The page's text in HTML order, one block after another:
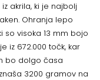
akrila, ki je najbolj
Ohranja lepo
so visoka 13 mm bojo
iz 672.000 točk, kar
bo dolgo časa
3200 gramov na